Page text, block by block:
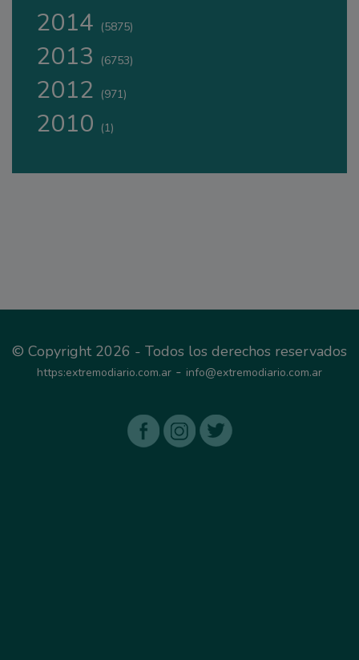
2014 (5875)
2013 (6753)
2012 (971)
2010 (1)
© Copyright 2026 - Todos los derechos reservados
https:extremodiario.com.ar - info@extremodiario.com.ar